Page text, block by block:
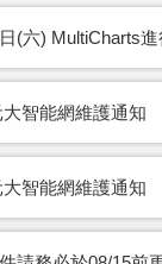
(六) MultiCharts
大智能網維護通知
大智能網維護通知